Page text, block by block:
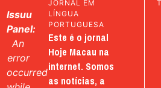
Issuu
Panel:
An
error
occurred
JORNAL EM
LÍNGUA
PORTUGUESA
Este é o jornal
Hoje Macau na
internet. Somos
as notícias, a